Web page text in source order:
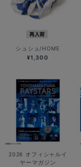
再入荷
シュシュ/HOME
¥1,300
2026 オフィシャルイ
ヤーマガジン